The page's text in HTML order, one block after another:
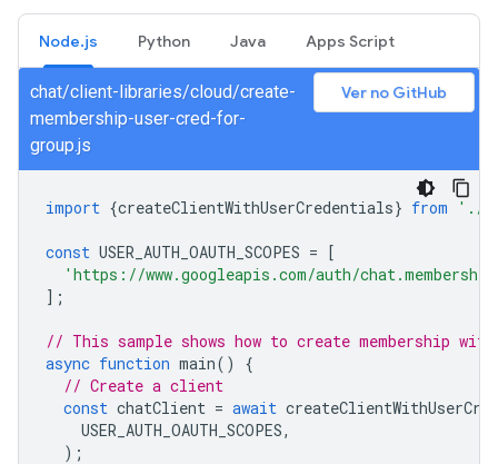
Node.js Python Java Apps Script
chat/client-libraries/cloud/create-
membership-user-cred-for-
group.js
Ver no GitHub
import {createClientWithUserCredentials} from './
const USER_AUTH_OAUTH_SCOPES = [
'https://www.googleapis.com/auth/
];
// This sample shows how to create membership
async function main()
{
// Create a client
const chatClient = await
USER_AUTH_OAUTH_SCOPES,
);